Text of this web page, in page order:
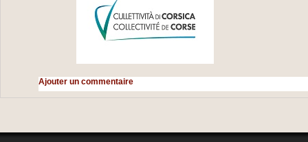
Ajouter un commentaire